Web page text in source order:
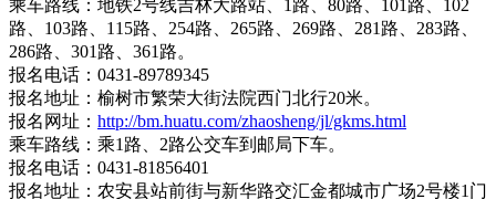
乘车路线：地铁2号线吉林大路站、1路、80路、101路、102
路、103路、115路、254路、265路、269路、281路、283路、
286路、301路、361路。
报名电话：0431-89789345
报名地址：榆树市繁荣大街法院西门北行20米。
报名网址： http://bm.huatu.com/zhaosheng/jl/gkms.html
乘车路线：乘1路、2路公交车到邮局下车。
报名电话：0431-81856401
报名地址：农安县站前街与新华路交汇金都城市广场2号楼1门